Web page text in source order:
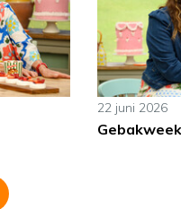
22 juni 2026
Gebakweek